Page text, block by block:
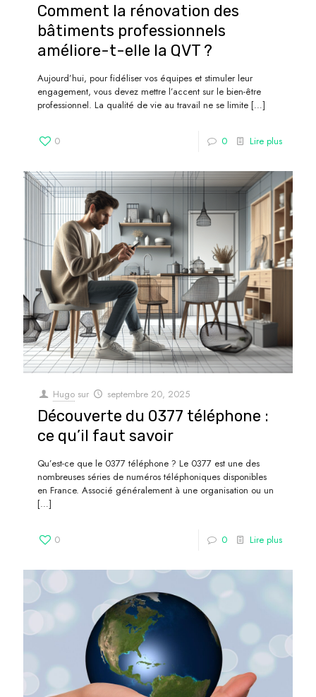
Comment la rénovation des
bâtiments professionnels
améliore-t-elle la QVT ?
Aujourd’hui, pour fidéliser vos équipes et stimuler leur
engagement, vous devez mettre l’accent sur le bien-être
professionnel. La qualité de vie au travail ne se limite […]
0 0 Lire plus
Hugo sur septembre 20, 2025
Découverte du 0377 téléphone :
ce qu’il faut savoir
Qu’est-ce que le 0377 téléphone ? Le 0377 est une des
nombreuses séries de numéros téléphoniques disponibles
en France. Associé généralement à une organisation ou un
[…]
0 0 Lire plus